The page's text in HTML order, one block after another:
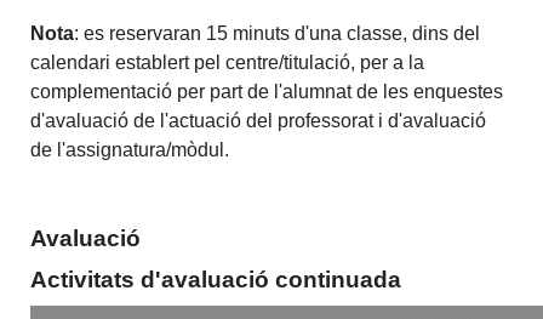
Nota: es reservaran 15 minuts d'una classe, dins del
calendari establert pel centre/titulació, per a la
complementació per part de l'alumnat de les enquestes
d'avaluació de l'actuació del professorat i d'avaluació
de l'assignatura/mòdul.
Avaluació
Activitats d'avaluació continuada